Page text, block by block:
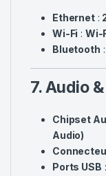
Ethernet:
Wi-Fi : Wi-
Bluetooth
7. Audio
Chipset
Audio)
Ports USB :